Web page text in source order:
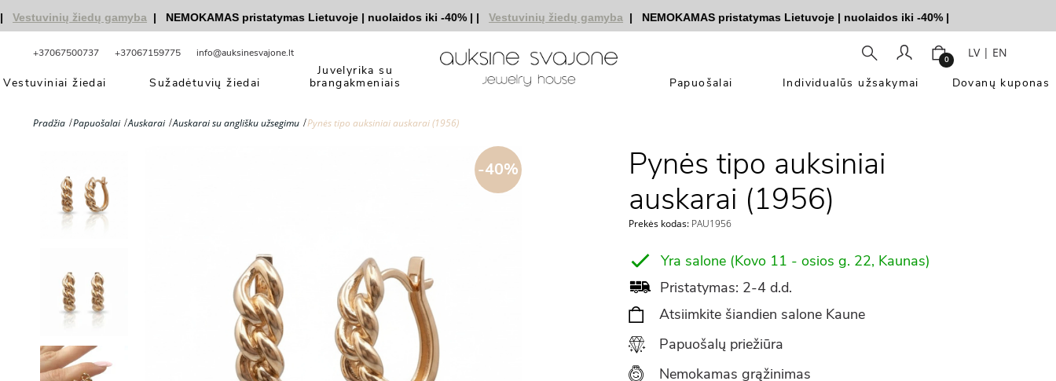
žiedų gamyba | NEMOKAMAS pristatymas Lietuvoje|nuolaidos iki -40%|| Vestuvinių žiedų gamyba | NEMOKAMAS pristatymas Lietuvoje|nuolaidos iki -40%|
+37067500737 +37067159775 info@auksinesvajone.lt 0 LV| EN
Vestuviniai žiedai Sužadėtuvių žiedai
Juvelyrika su
brangakmeniais
Papuošalai Individualūs užsakymai Dovanų kuponas
Pradžia Papuošalai Auskarai Auskarai su anglišku užsegimu Pynės tipo auksiniai auskarai (1956)
-40%
Pynės tipo auksiniai
auskarai (1956)
Prekės kodas:PAU1956
Yra salone (Kovo 11 - osios g. 22, Kaunas)
Pristatymas: 2-4 d.d.
Atsiimkite šiandien salone Kaune
Papuošalų priežiūra
Nemokamas grąžinimas